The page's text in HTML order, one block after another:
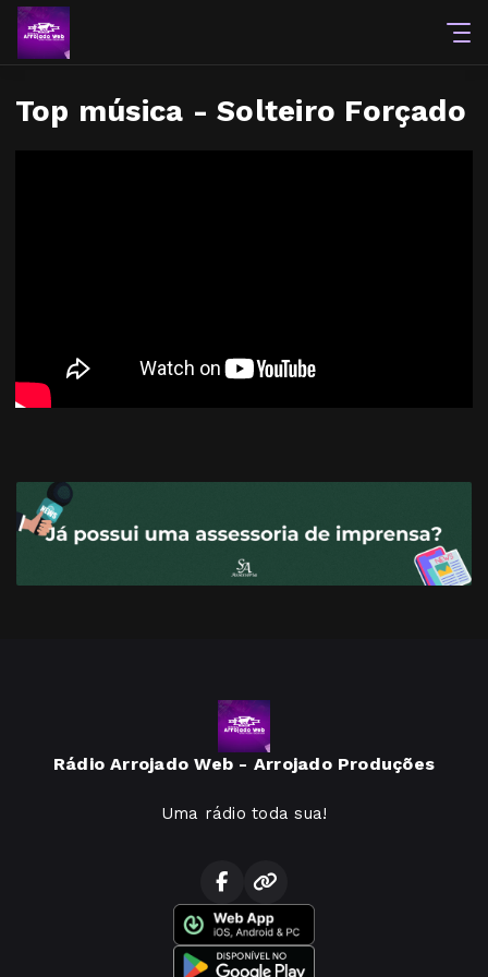
Top música - Solteiro Forçado
Rádio Arrojado Web - Arrojado Produções
Uma rádio toda sua!